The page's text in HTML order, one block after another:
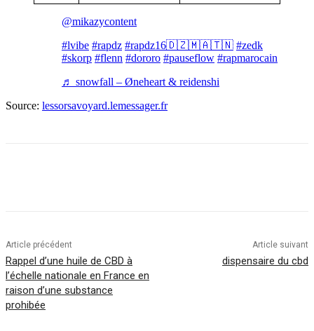
@mikazycontent
#lvibe #rapdz #rapdz16🇩🇿🇲🇦🇹🇳 #zedk
#skorp #flenn #dororo #pauseflow #rapmarocain
♬ snowfall – Øneheart & reidenshi
Source: lessorsavoyard.lemessager.fr
Article précédent
Rappel d’une huile de CBD à
l’échelle nationale en France en
raison d’une substance
prohibée
Article suivant
dispensaire du cbd